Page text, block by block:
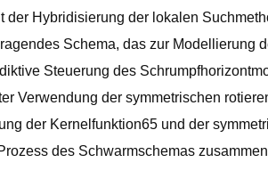
Hybridisierung der lokalen
Schema, das zur Modellierung
Steuerung des
Verwendung der symmetrischen
der Kernelfunktion65 und der
des Schwarmschemas